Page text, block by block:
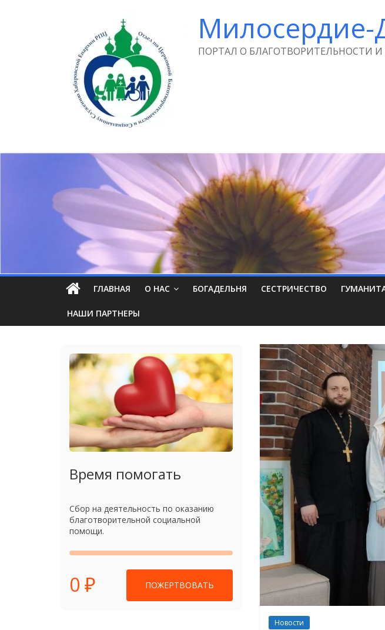
Милосердие-
ПОРТАЛ О БЛАГОТВОРИТЕЛЬНОСТИ
ГЛАВНАЯ О НАС БОГАДЕЛЬНЯ СЕСТРИЧЕСТВО
НАШИ ПАРТНЕРЫ
Новости
Время помогать
Сбор на деятельность по оказанию
благотворительной социальной
помощи.
0 ₽ ПОЖЕРТВОВАТЬ